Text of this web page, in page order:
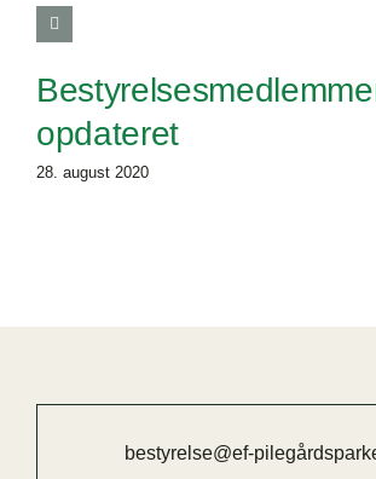
opdateret
28. august 2020
bestyrelse@ef-